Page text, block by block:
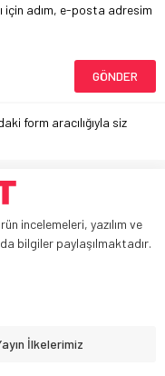
için adım, e-posta adresim
form aracılığıyla siz
incelemeleri, yazılım ve
bilgiler paylaşılmaktadır.
İlkelerimiz